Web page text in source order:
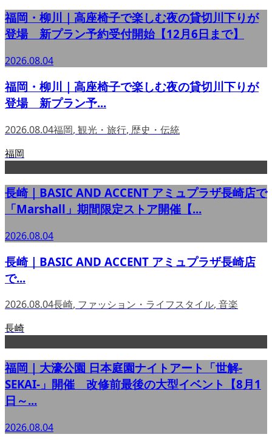
福岡・柳川｜高座椅子で楽しむ夜の貸切川下りが
登場 新プラン予約受付開始【12月6日まで】
2026.08.04
福岡・柳川｜高座椅子で楽しむ夜の貸切川下りが
登場 新プラン予...
2026.08.04福岡, 観光・旅行, 歴史・伝統
福岡
長崎｜BASIC AND ACCENT アミュプラザ長崎店で
「Marshall」期間限定ストア開催【...
2026.08.04
長崎｜BASIC AND ACCENT アミュプラザ長崎店
で...
2026.08.04長崎, ファッション・ライフスタイル, 音楽
長崎
福岡｜大濠公園 日本庭園ナイトアート「世解-
SEKAI-」開催 改修前最後の大型イベント【8月1
日～...
2026.08.04